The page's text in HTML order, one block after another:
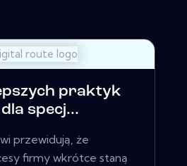
praktyk
specj...
przewidują, że
firmy wkrótce staną